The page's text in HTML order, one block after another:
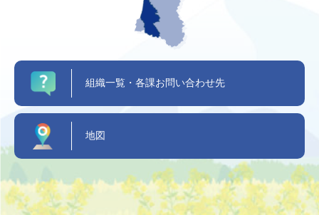
組織一覧・各課お問い合わせ先
地図